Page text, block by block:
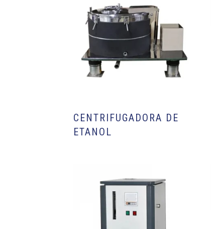
CENTRIFUGADORA DE
ETANOL